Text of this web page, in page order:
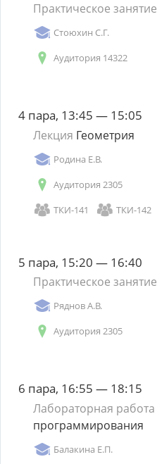
Практическое занятие
Стоюхин С.Г.
Аудитория 14322
4 пара, 13:45 — 15:05
Лекция Геометрия
Родина Е.В.
Аудитория 2305
ТКИ-141
ТКИ-142
5 пара, 15:20 — 16:40
Практическое занятие
Ряднов А.В.
Аудитория 2305
6 пара, 16:55 — 18:15
Лабораторная работа
программирования
Балакина Е.П.